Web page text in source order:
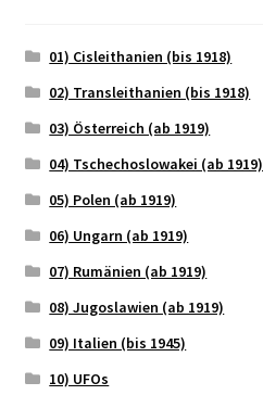
01) Cisleithanien (bis 1918)
02) Transleithanien (bis 1918)
03) Österreich (ab 1919)
04) Tschechoslowakei (ab 1919)
05) Polen (ab 1919)
06) Ungarn (ab 1919)
07) Rumänien (ab 1919)
08) Jugoslawien (ab 1919)
09) Italien (bis 1945)
10) UFOs